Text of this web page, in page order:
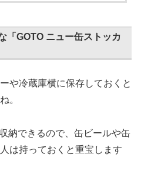
「GOTO ニュー缶ストッカ
や冷蔵庫横に保存しておくと
。
納できるので、缶ビールや缶
は持っておくと重宝します